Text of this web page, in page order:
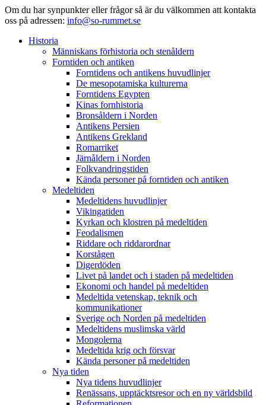
Om du har synpunkter eller frågor så är du välkommen att kontakta
oss på adressen: info@so-rummet.se
Historia
Människans förhistoria och stenåldern
Forntiden och antiken
Forntidens och antikens huvudlinjer
De mesopotamiska kulturerna
Forntidens Egypten
Kinas fornhistoria
Bronsåldern i Norden
Antikens Persien
Antikens Grekland
Romarriket
Järnåldern i Norden
Folkvandringstiden
Kända personer på forntiden och antiken
Medeltiden
Medeltidens huvudlinjer
Vikingatiden
Kyrkan och klostren på medeltiden
Feodalismen
Riddare och riddarordnar
Korstågen
Digerdöden
Livet på landet och i staden på medeltiden
Ekonomi och handel på medeltiden
Medeltida vetenskap, teknik och
kommunikationer
Sverige och Norden på medeltiden
Medeltidens muslimska värld
Mongolerna
Medeltida krig och försvar
Kända personer på medeltiden
Nya tiden
Nya tidens huvudlinjer
Renässans, upptäcktsresor och en ny världsbild